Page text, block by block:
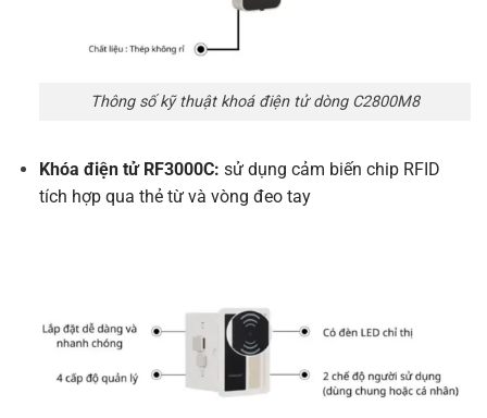
Thông số kỹ thuật khoá điện tử dòng C2800M8
Khóa điện tử RF3000C: sử dụng cảm biến chip RFID
tích hợp qua thẻ từ và vòng đeo tay